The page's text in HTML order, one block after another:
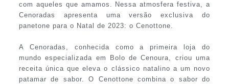
com aqueles que amamos. Nessa atmosfera festiva, a
Cenoradas apresenta uma versão exclusiva do
panetone para o Natal de 2023: o Cenottone.
A Cenoradas, conhecida como a primeira loja do
mundo especializada em Bolo de Cenoura, criou uma
receita única que eleva o clássico natalino a um novo
patamar de sabor. O Cenottone combina o sabor do